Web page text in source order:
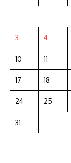
3 4
10 11
17 18
24 25
31